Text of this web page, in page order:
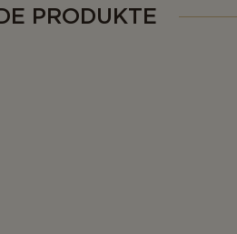
PRODUKTE